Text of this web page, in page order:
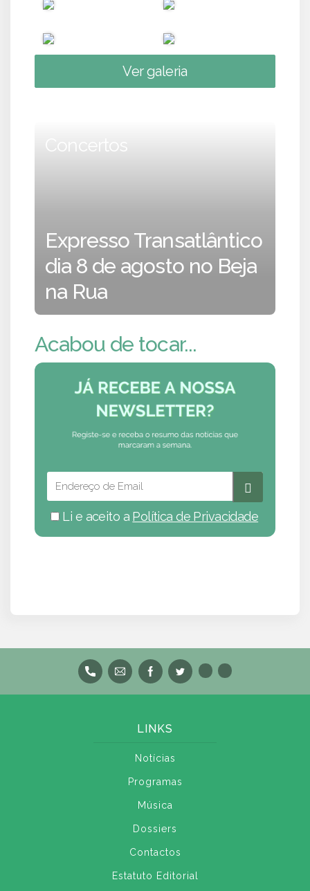
Ver galeria
Concertos
Expresso Transatlântico
dia 8 de agosto no Beja
na Rua
Acabou de tocar...
Li e aceito a Política de Privacidade
LINKS
Notícias
Programas
Música
Dossiers
Contactos
Estatuto Editorial